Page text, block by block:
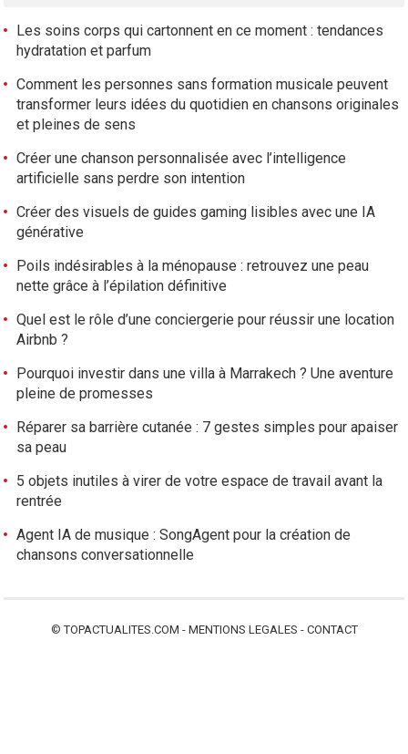
Les soins corps qui cartonnent en ce moment : tendances
hydratation et parfum
Comment les personnes sans formation musicale peuvent
transformer leurs idées du quotidien en chansons originales
et pleines de sens
Créer une chanson personnalisée avec l’intelligence
artificielle sans perdre son intention
Créer des visuels de guides gaming lisibles avec une IA
générative
Poils indésirables à la ménopause : retrouvez une peau
nette grâce à l’épilation définitive
Quel est le rôle d’une conciergerie pour réussir une location
Airbnb ?
Pourquoi investir dans une villa à Marrakech ? Une aventure
pleine de promesses
Réparer sa barrière cutanée : 7 gestes simples pour apaiser
sa peau
5 objets inutiles à virer de votre espace de travail avant la
rentrée
Agent IA de musique : SongAgent pour la création de
chansons conversationnelle
©TOPACTUALITES.COM - MENTIONS LEGALES - CONTACT